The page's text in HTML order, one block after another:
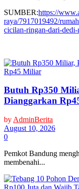
SUMBER:https://
raya/7917019492/
cicilan-ringan-dari-
Butuh Rp350
Dianggarkan
by AdminBerita
August 10, 2026
0
Pemkot Bandung
membenahi...